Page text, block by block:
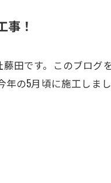
事！
田です。このブログ
の5月頃に施工しま